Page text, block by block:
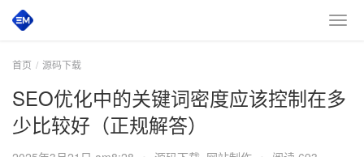
首页 源码下载
SEO优化中的关键词密度应该控制在多
少比较好（正规解答）